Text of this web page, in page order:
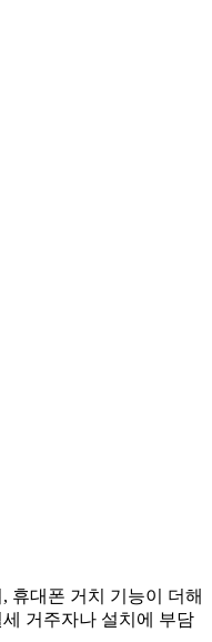
휴대폰 거치 기능이 더해
거주자나 설치에 부담